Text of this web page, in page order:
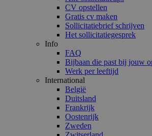
CV opstellen
Gratis cv maken
Sollicitatiebrief schrijven
Het sollicitatiegesprek
Info
FAQ
Bijbaan die past bij jouw
Werk per leeftijd
International
België
Duitsland
Frankrijk
Oostenrijk
Zweden